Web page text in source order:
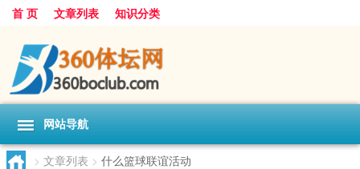
首 页 文章列表 知识分类
网站导航
> 文章列表 > 什么篮球联谊活动